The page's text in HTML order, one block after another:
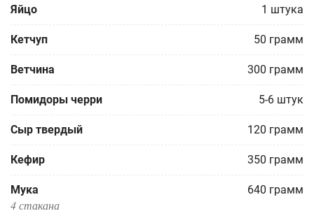
Яйцо 1 штука
Кетчуп 50 грамм
Ветчина 300 грамм
Помидоры черри 5-6 штук
Сыр твердый 120 грамм
Кефир 350 грамм
Мука 640 грамм
4 стакана